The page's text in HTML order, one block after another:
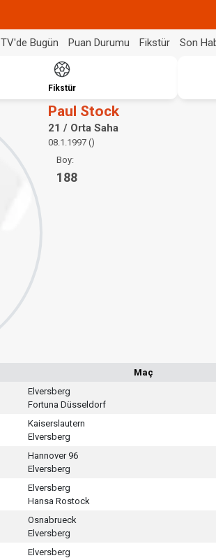
TV'de Bugün Puan Durumu Fikstür Son
Fikstür
Paul Stock
21 / Orta Saha
08.1.1997 ()
Boy:
188
Maç
Elversberg
Fortuna Düsseldorf
Kaiserslautern
Elversberg
Hannover 96
Elversberg
Elversberg
Hansa Rostock
Osnabrueck
Elversberg
Elversberg